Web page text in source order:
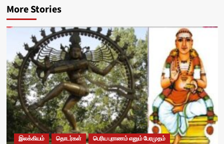
More Stories
இலக்கியம் தொடர்கள் பெரிய புராணம் எனும் பேரமுதம்